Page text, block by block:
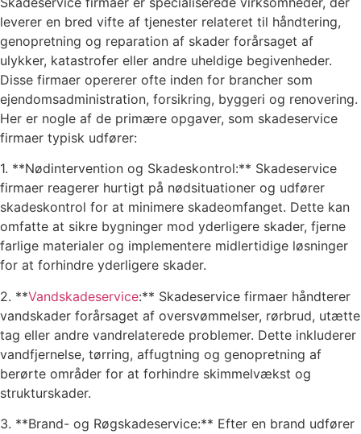
leverer en bred vifte af tjenester relateret til håndtering,
genopretning og reparation af skader forårsaget af
ulykker, katastrofer eller andre uheldige begivenheder.
Disse firmaer opererer ofte inden for brancher som
ejendomsadministration, forsikring, byggeri og renovering.
Her er nogle af de primære opgaver, som skadeservice
firmaer typisk udfører:
1. **Nødintervention og Skadeskontrol:** Skadeservice
firmaer reagerer hurtigt på nødsituationer og udfører
skadeskontrol for at minimere skadeomfanget. Dette kan
omfatte at sikre bygninger mod yderligere skader, fjerne
farlige materialer og implementere midlertidige løsninger
for at forhindre yderligere skader.
2. **Vandskadeservice:** Skadeservice firmaer håndterer
vandskader forårsaget af oversvømmelser, rørbrud, utætte
tag eller andre vandrelaterede problemer. Dette inkluderer
vandfjernelse, tørring, affugtning og genopretning af
berørte områder for at forhindre skimmelvækst og
strukturskader.
3. **Brand- og Røgskadeservice:** Efter en brand udfører